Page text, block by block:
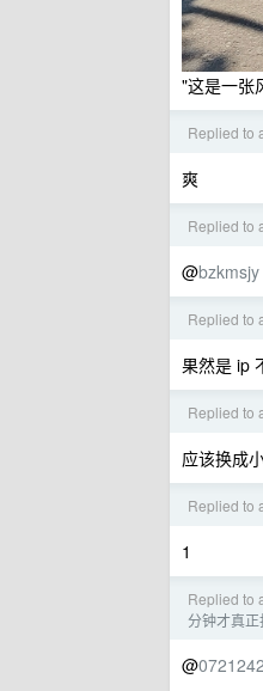
"这是一张
Replied to
爽
Replied to
@bzkmsjy
Replied to
果然是 ip
Replied to
应该换成
Replied to
1
Replied to
分钟才真正
@